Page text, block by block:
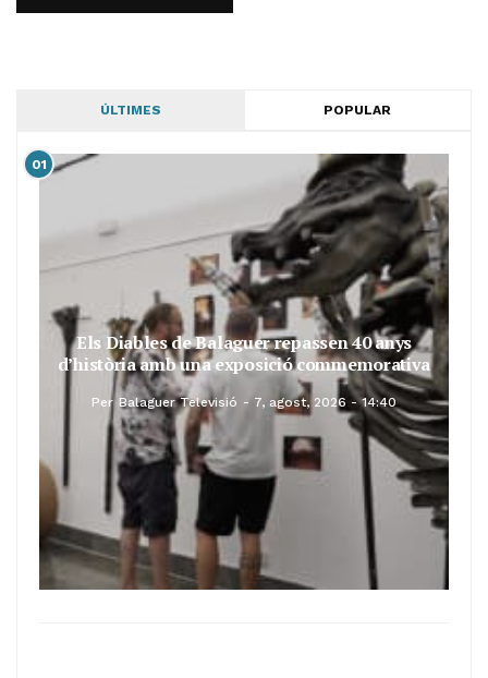
ÚLTIMES POPULAR
01
Els Diables de Balaguer repassen 40 anys
d’història amb una exposició commemorativa
Per Balaguer Televisió 7, agost, 2026 - 14:40